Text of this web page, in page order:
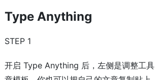
Type Anything
STEP 1
开启 Type Anything 后，左侧是调整工